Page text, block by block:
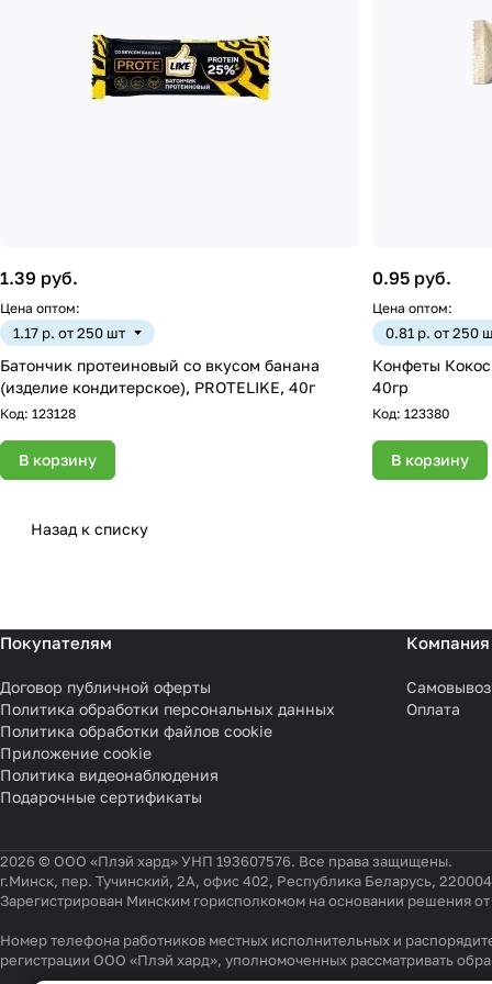
1.39 руб.
Цена оптом:
1.17 р. от 250 шт
Батончик протеиновый со вкусом банана
(изделие кондитерское), PROTELIKE, 40г
Код: 123128
В корзину
0.95 руб.
Цена оптом:
0.81 р. от 250
Конфеты
40гр
Код: 123380
В корзину
Назад к списку
Покупателям
Договор публичной оферты
Политика обработки персональных данных
Политика обработки файлов cookie
Приложение cookie
Политика видеонаблюдения
Подарочные сертификаты
Компания
Самовывоз
Оплата
2026 © ООО «Плэй хард» УНП 193607576. Все права защищены.
г.Минск, пер. Тучинский, 2А, офис 402, Республика Беларусь, 220004
Зарегистрирован Минским горисполкомом на основании решения от
Номер телефона работников местных исполнительных и
регистрации ООО «Плэй хард», уполномоченных рассматривать